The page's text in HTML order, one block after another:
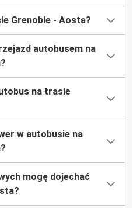
Grenoble - Aosta?
autobusem na
na trasie
w autobusie na
mogę dojechać